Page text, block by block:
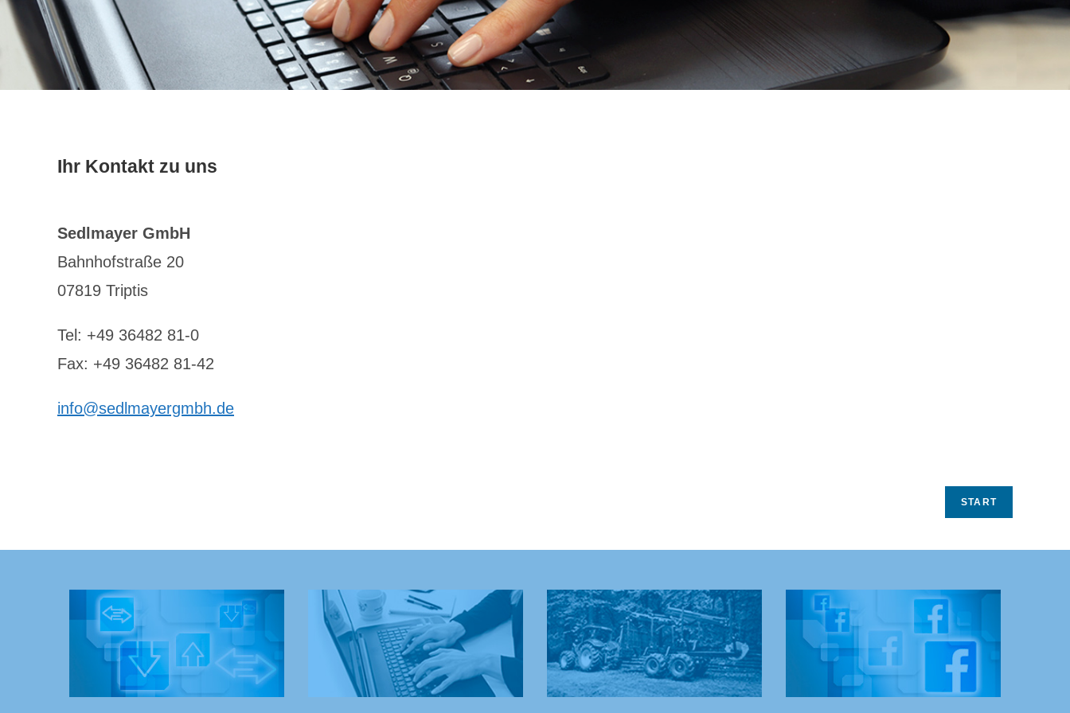
Ihr Kontakt zu uns
Sedlmayer GmbH
Bahnhofstraße 20
07819 Triptis
Tel: +49 36482 81-0
Fax: +49 36482 81-42
info@sedlmayergmbh.de
START